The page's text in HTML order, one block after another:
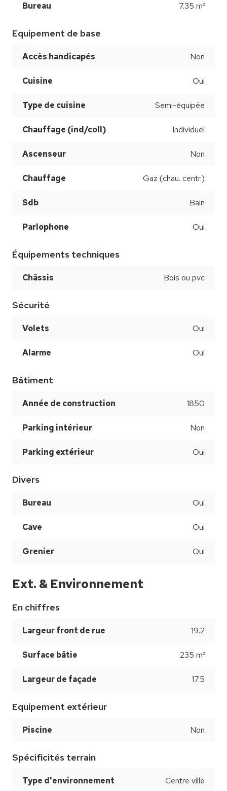
Bureau 7.35 m²
Equipement de base
Accès handicapés Non
Cuisine Oui
Type de cuisine Semi-équipée
Chauffage (ind/coll) Individuel
Ascenseur Non
Chauffage Gaz (chau. centr.)
Sdb Bain
Parlophone Oui
Équipements techniques
Châssis Bois ou pvc
Sécurité
Volets Oui
Alarme Oui
Bâtiment
Année de construction 1850
Parking intérieur Non
Parking extérieur Oui
Divers
Bureau Oui
Cave Oui
Grenier Oui
Ext. & Environnement
En chiffres
Largeur front de rue 19.2
Surface bâtie 235 m²
Largeur de façade 17.5
Equipement extérieur
Piscine Non
Spécificités terrain
Type d'environnement Centre ville